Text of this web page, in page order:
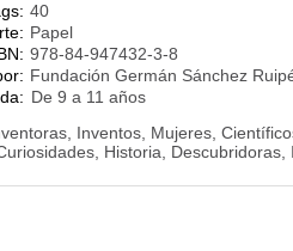
40
Papel
978-84-947432-3-8
Fundación Germán Sánchez
De 9 a 11 años
Inventos, Mujeres,
Historia, Descubridoras,